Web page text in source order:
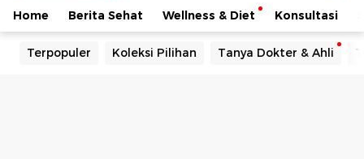
Home Berita Sehat Wellness & Diet Konsultasi
Terpopuler Koleksi Pilihan Tanya Dokter & Ahli